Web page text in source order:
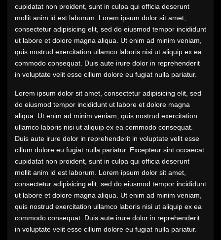
cupidatat non proident, sunt in culpa qui officia deserunt
mollit anim id est laborum. Lorem ipsum dolor sit amet,
consectetur adipisicing elit, sed do eiusmod tempor incididunt
ut labore et dolore magna aliqua. Ut enim ad minim veniam,
quis nostrud exercitation ullamco laboris nisi ut aliquip ex ea
commodo consequat. Duis aute irure dolor in reprehenderit
in voluptate velit esse cillum dolore eu fugiat nulla pariatur.
Lorem ipsum dolor sit amet, consectetur adipisicing elit, sed
do eiusmod tempor incididunt ut labore et dolore magna
aliqua. Ut enim ad minim veniam, quis nostrud exercitation
ullamco laboris nisi ut aliquip ex ea commodo consequat.
Duis aute irure dolor in reprehenderit in voluptate velit esse
cillum dolore eu fugiat nulla pariatur. Excepteur sint occaecat
cupidatat non proident, sunt in culpa qui officia deserunt
mollit anim id est laborum. Lorem ipsum dolor sit amet,
consectetur adipisicing elit, sed do eiusmod tempor incididunt
ut labore et dolore magna aliqua. Ut enim ad minim veniam,
quis nostrud exercitation ullamco laboris nisi ut aliquip ex ea
commodo consequat. Duis aute irure dolor in reprehenderit
in voluptate velit esse cillum dolore eu fugiat nulla pariatur.